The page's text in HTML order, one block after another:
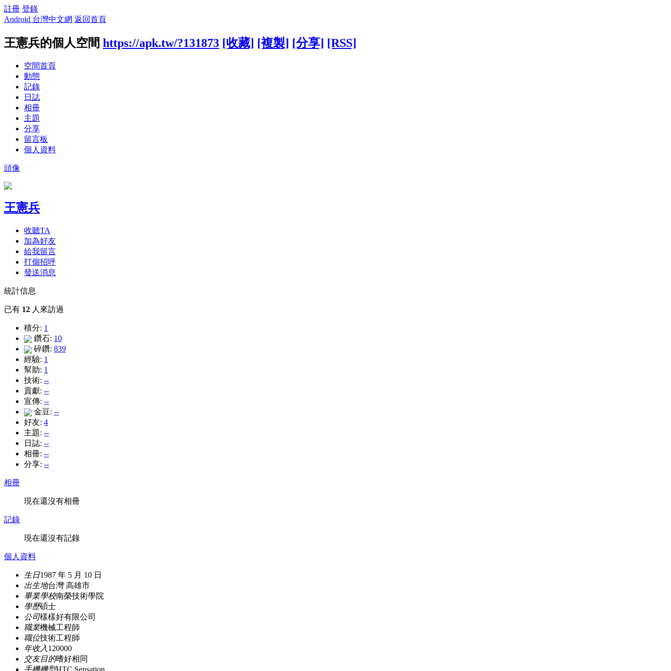
註冊 登錄
Android 台灣中文網 返回首頁
王憲兵的個人空間 https://apk.tw/?131873 [收藏] [複製] [分享] [RSS]
空間首頁
動態
記錄
日誌
相冊
主題
分享
留言板
個人資料
頭像
王憲兵
收聽TA
加為好友
給我留言
打個招呼
發送消息
統計信息
已有 12 人來訪過
積分: 1
鑽石: 10
碎鑽: 839
經驗: 1
幫助: 1
技術: --
貢獻: --
宣傳: --
金豆: --
好友: 4
主題: --
日誌: --
相冊: --
分享: --
相冊
現在還沒有相冊
記錄
現在還沒有記錄
個人資料
生日1987 年 5 月 10 日
出生地台灣 高雄市
畢業學校南榮技術學院
學歷碩士
公司樣樣好有限公司
職業機械工程師
職位技術工程師
年收入 120000
交友目的嗜好相同
手機機型HTC Sensation